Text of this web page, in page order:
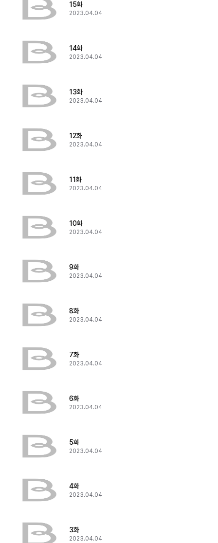
15화
2023.04.04
14화
2023.04.04
13화
2023.04.04
12화
2023.04.04
11화
2023.04.04
10화
2023.04.04
9화
2023.04.04
8화
2023.04.04
7화
2023.04.04
6화
2023.04.04
5화
2023.04.04
4화
2023.04.04
3화
2023.04.04